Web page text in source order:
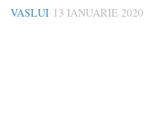
VASLUI 13 IANUARIE 2020